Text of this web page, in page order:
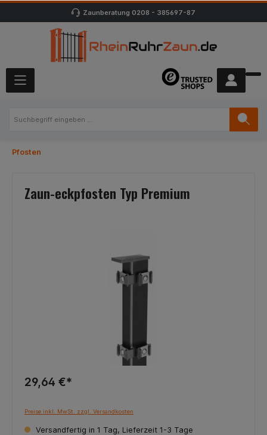
Zaunberatung 0208 - 385697-87
Pfosten
Zaun-eckpfosten Typ Premium
29,64 €*
Preise inkl. MwSt. zzgl. Versandkosten
Versandfertig in 1 Tag, Lieferzeit 1-3 Tage